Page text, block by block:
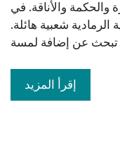
والحكمة والأناقة. في
الرمادية شعبية هائلة.
إقرأ المزيد